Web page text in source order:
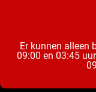
Er kunnen alleen
09:00 en 03:45